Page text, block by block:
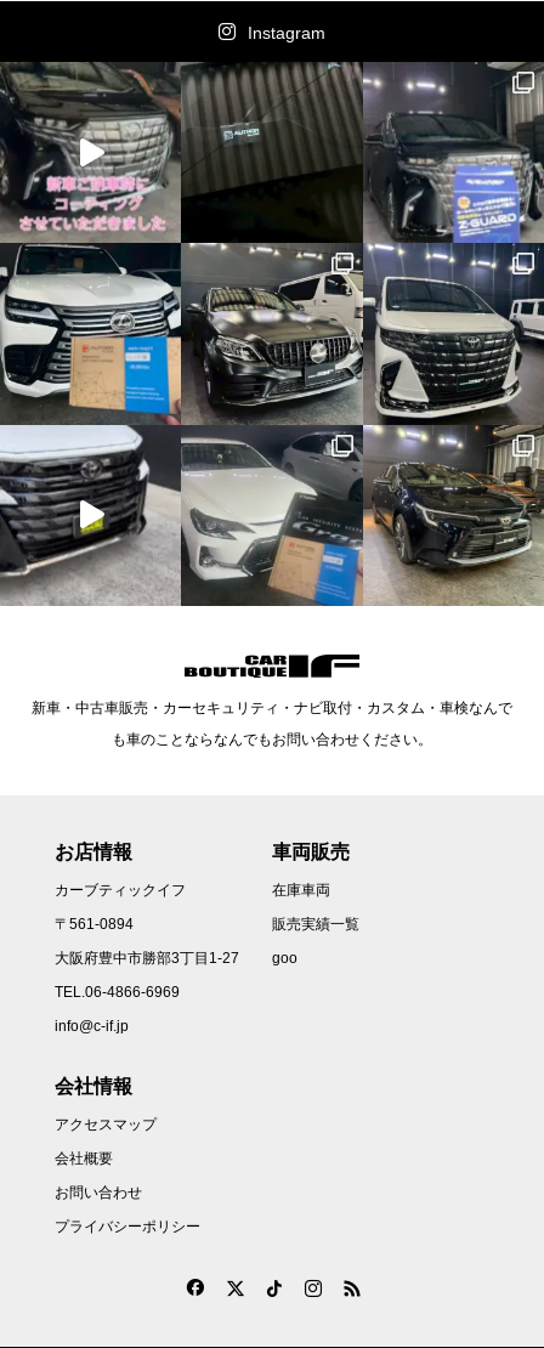
Instagram
新車・中古車販売・カーセキュリティ・ナビ取付・カスタム・車検なんで
も車のことならなんでもお問い合わせください。
お店情報
カーブティックイフ
〒561-0894
大阪府豊中市勝部3丁目1-27
TEL.06-4866-6969
info@c-if.jp
車両販売
在庫車両
販売実績一覧
goo
会社情報
アクセスマップ
会社概要
お問い合わせ
プライバシーポリシー